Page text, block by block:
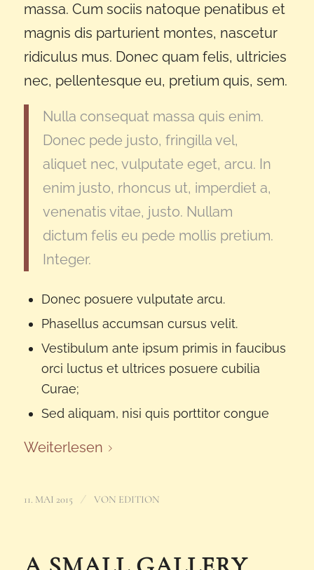
massa. Cum sociis natoque penatibus et
magnis dis parturient montes, nascetur
ridiculus mus. Donec quam felis, ultricies
nec, pellentesque eu, pretium quis, sem.
Nulla consequat massa quis enim.
Donec pede justo, fringilla vel,
aliquet nec, vulputate eget, arcu. In
enim justo, rhoncus ut, imperdiet a,
venenatis vitae, justo. Nullam
dictum felis eu pede mollis pretium.
Integer.
Donec posuere vulputate arcu.
Phasellus accumsan cursus velit.
Vestibulum ante ipsum primis in faucibus
orci luctus et ultrices posuere cubilia
Curae;
Sed aliquam, nisi quis porttitor congue
Weiterlesen
11. MAI 2015 / VON EDITION